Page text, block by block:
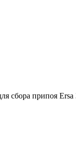
сбора припоя